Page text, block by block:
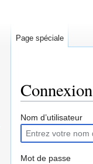
Connexion
Sauter
la
navigation
Sauter
la
recherche
Nom d’utilisateur
Mot de passe
Page spéciale